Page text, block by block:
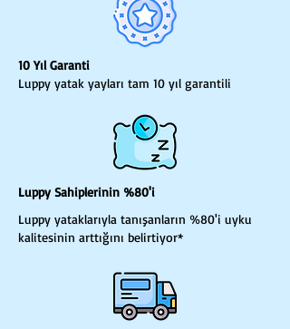
10 Yıl Garanti
Luppy yatak yayları tam 10 yıl garantili
Luppy Sahiplerinin %80'i
Luppy yataklarıyla tanışanların %80'i uyku
kalitesinin arttığını belirtiyor*